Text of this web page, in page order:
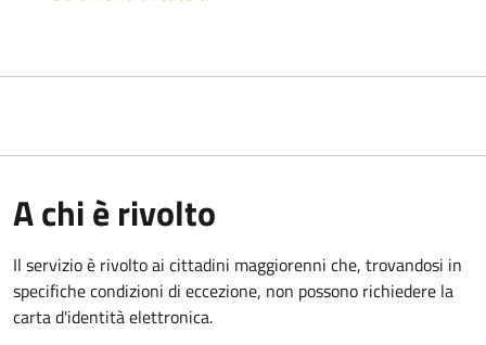
A chi è rivolto
Il servizio è rivolto ai cittadini maggiorenni che, trovandosi in
specifiche condizioni di eccezione, non possono richiedere la
carta d'identità elettronica.